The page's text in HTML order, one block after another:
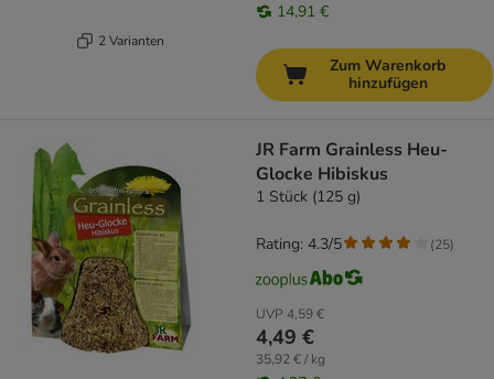
2 Varianten
14,91 €
Zum Warenkorb
hinzufügen
JR Farm Grainless Heu-
Glocke Hibiskus
1 Stück (125 g)
UVP 4,59 €
4,49 €
35,92 € / kg
Rating: 4.3/5 (25)